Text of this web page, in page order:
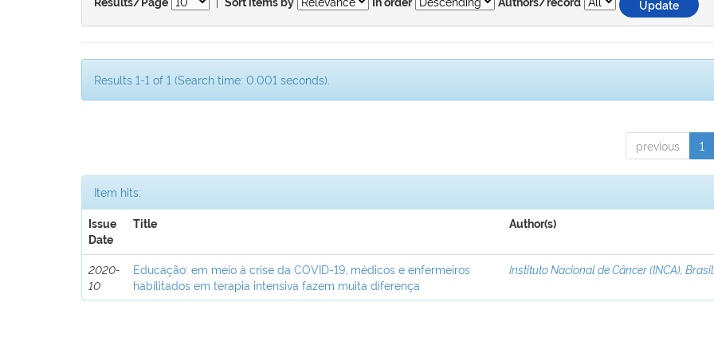
Results/Page Sort items by In order Authors/record
Results 1-1 of 1 (Search time: 0.001 seconds).
previous 1
Item hits:
Issue
Date
Title Author(s)
2020-
10
Educação: em meio à crise da COVID-19, médicos e enfermeiros
habilitados em terapia intensiva fazem muita diferença
Instituto Nacional de Câncer (INCA), Brasil